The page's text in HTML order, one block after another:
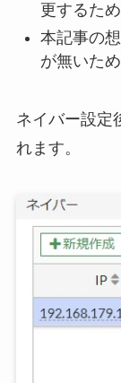
更するた
本記事の
が無いた
ネイバー設定
れます。